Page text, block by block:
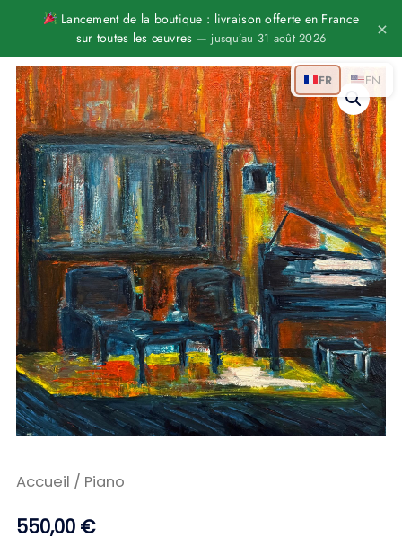
Lancement de la boutique : livraison offerte en France
sur toutes les œuvres — jusqu’au 31 août 2026 ×
contenu
Accueil / Piano
550,00 €
quantité
de
Piano
FR EN